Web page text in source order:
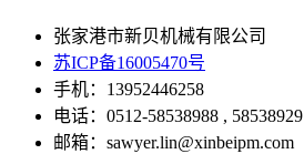
张家港市新贝机械有限公司
苏ICP备16005470号
手机：13952446258
电话：0512-58538988 , 58538929
邮箱：sawyer.lin@xinbeipm.com